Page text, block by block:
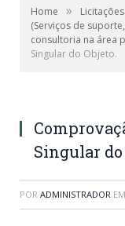
Home » Licitações
(Serviços de
consultoria na área
Singular do Objeto.
Singular do
POR ADMINISTRADOR EM